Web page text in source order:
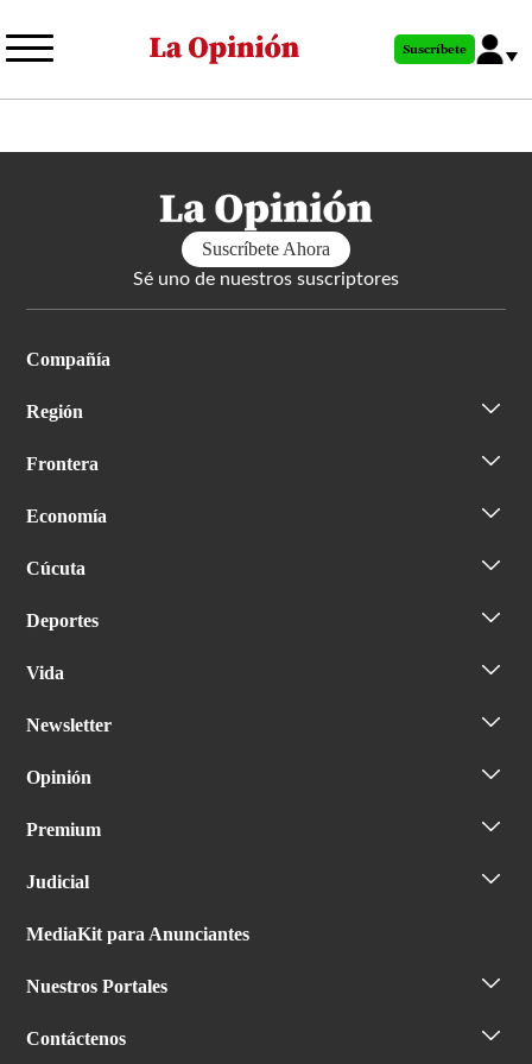
al
principal
Suscríbete
Suscríbete Ahora
Sé uno de nuestros suscriptores
Compañía
Región
Frontera
Economía
Cúcuta
Deportes
Vida
Newsletter
Opinión
Premium
Judicial
MediaKit para Anunciantes
Nuestros Portales
Contáctenos